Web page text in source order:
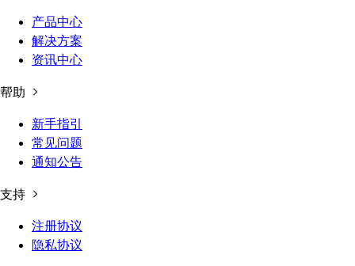
产品中心
解决方案
资讯中心
帮助
新手指引
常见问题
通知公告
支持
注册协议
隐私协议